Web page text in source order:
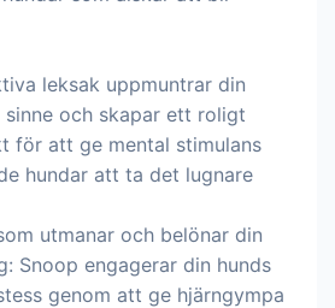
leksak uppmuntrar din
och skapar ett roligt
för att ge mental stimulans
hundar att ta det lugnare
utmanar och belönar din
Snoop engagerar din hunds
genom att ge hjärngympa